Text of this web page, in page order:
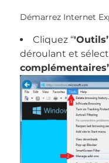
Démarrez Internet
Cliquez “'Outils’
déroulant et
complémentaires’